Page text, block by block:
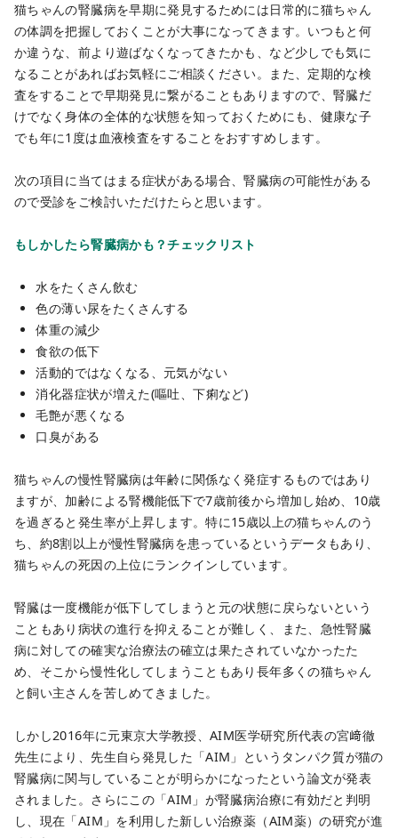
猫ちゃんの腎臓病を早期に発見するためには日常的に猫ちゃん
の体調を把握しておくことが大事になってきます。いつもと何
か違うな、前より遊ばなくなってきたかも、など少しでも気に
なることがあればお気軽にご相談ください。また、定期的な検
査をすることで早期発見に繋がることもありますので、腎臓だ
けでなく身体の全体的な状態を知っておくためにも、健康な子
でも年に1度は血液検査をすることをおすすめします。
次の項目に当てはまる症状がある場合、腎臓病の可能性がある
ので受診をご検討いただけたらと思います。
もしかしたら腎臓病かも？チェックリスト
水をたくさん飲む
色の薄い尿をたくさんする
体重の減少
食欲の低下
活動的ではなくなる、元気がない
消化器症状が増えた(嘔吐、下痢など)
毛艶が悪くなる
口臭がある
猫ちゃんの慢性腎臓病は年齢に関係なく発症するものではあり
ますが、加齢による腎機能低下で7歳前後から増加し始め、10歳
を過ぎると発生率が上昇します。特に15歳以上の猫ちゃんのう
ち、約8割以上が慢性腎臓病を患っているというデータもあり、
猫ちゃんの死因の上位にランクインしています。
腎臓は一度機能が低下してしまうと元の状態に戻らないという
こともあり病状の進行を抑えることが難しく、また、急性腎臓
病に対しての確実な治療法の確立は果たされていなかったた
め、そこから慢性化してしまうこともあり長年多くの猫ちゃん
と飼い主さんを苦しめてきました。
しかし2016年に元東京大学教授、AIM医学研究所代表の宮﨑徹
先生により、先生自ら発見した「AIM」というタンパク質が猫の
腎臓病に関与していることが明らかになったという論文が発表
されました。さらにこの「AIM」が腎臓病治療に有効だと判明
し、現在「AIM」を利用した新しい治療薬（AIM薬）の研究が進